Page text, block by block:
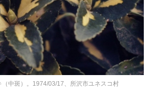
中斑）。1974/03/17、所沢市ユネスコ村